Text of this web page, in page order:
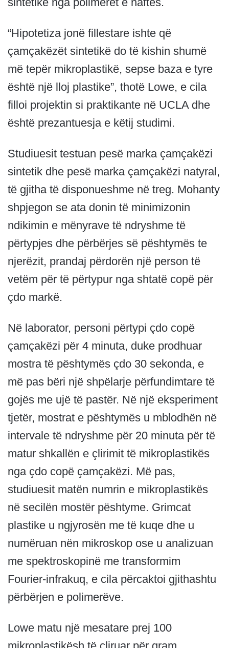
“Hipotetiza jonë fillestare ishte që
çamçakëzët sintetikë do të kishin shumë
më tepër mikroplastikë, sepse baza e tyre
është një lloj plastike”, thotë Lowe, e cila
filloi projektin si praktikante në UCLA dhe
është prezantuesja e këtij studimi.
Studiuesit testuan pesë marka çamçakëzi
sintetik dhe pesë marka çamçakëzi natyral,
të gjitha të disponueshme në treg. Mohanty
shpjegon se ata donin të minimizonin
ndikimin e mënyrave të ndryshme të
përtypjes dhe përbërjes së pështymës te
njerëzit, prandaj përdorën një person të
vetëm për të përtypur nga shtatë copë për
çdo markë.
Në laborator, personi përtypi çdo copë
çamçakëzi për 4 minuta, duke prodhuar
mostra të pështymës çdo 30 sekonda, e
më pas bëri një shpëlarje përfundimtare të
gojës me ujë të pastër. Në një eksperiment
tjetër, mostrat e pështymës u mblodhën në
intervale të ndryshme për 20 minuta për të
matur shkallën e çlirimit të mikroplastikës
nga çdo copë çamçakëzi. Më pas,
studiuesit matën numrin e mikroplastikës
në secilën mostër pështyme. Grimcat
plastike u ngjyrosën me të kuqe dhe u
numëruan nën mikroskop ose u analizuan
me spektroskopinë me transformim
Fourier-infrakuq, e cila përcaktoi gjithashtu
përbërjen e polimerëve.
Lowe matu një mesatare prej 100